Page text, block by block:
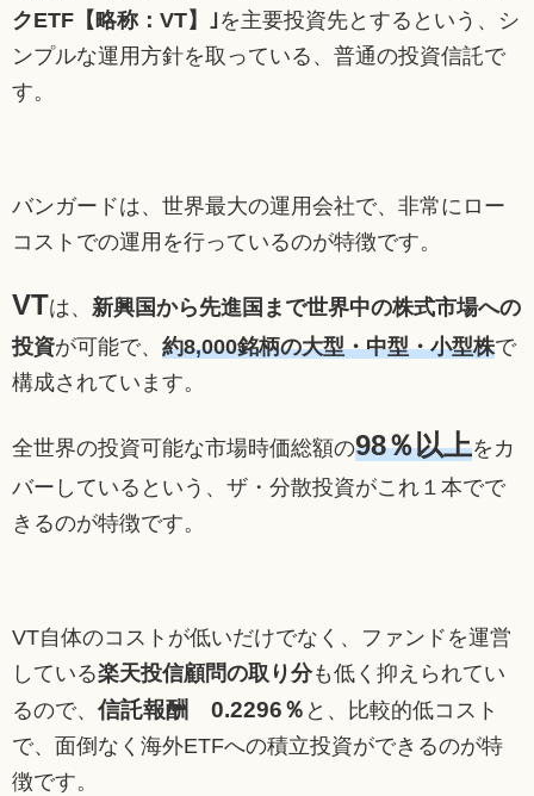
クETF【略称：VT】｣ を主要投資先とするという、シ
ンプルな運用方針を取っている、普通の投資信託で
す。
バンガードは、世界最大の運用会社で、非常にロー
コストでの運用を行っているのが特徴です。
VTは、 新興国から先進国まで世界中の株式市場への
投資が可能で、 約8,000銘柄の大型・中型・小型株で
構成されています。
全世界の投資可能な市場時価総額の98％以上をカ
バーしているという、ザ・分散投資がこれ１本でで
きるのが特徴です。
VT自体のコストが低いだけでなく、ファンドを運営
している楽天投信顧問の取り分も低く抑えられてい
るので、 信託報酬 0.2296％ と、比較的低コスト
で、面倒なく海外ETFへの積立投資ができるのが特
徴です。